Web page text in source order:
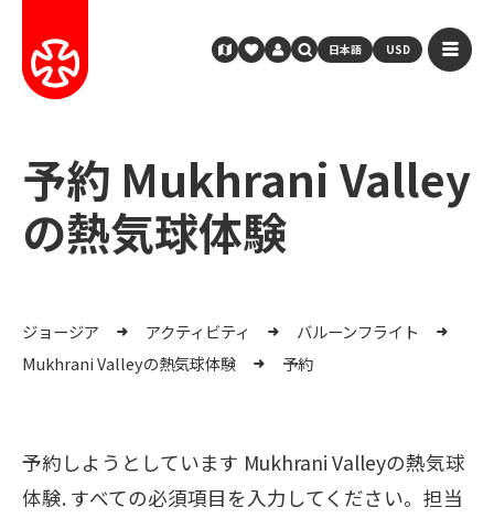
日本語 USD
予約 Mukhrani Valley
の熱気球体験
ジョージア アクティビティ
バルーンフライト
Mukhrani Valleyの熱気球体験
予約
予約しようとしています Mukhrani Valleyの熱気球
体験. すべての必須項目を入力してください。担当